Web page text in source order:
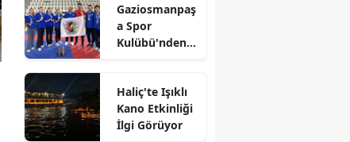
Gaziosmanpaş
a Spor
Kulübü'nden
Haliç'te Işıklı
Kano Etkinliği
İlgi Görüyor